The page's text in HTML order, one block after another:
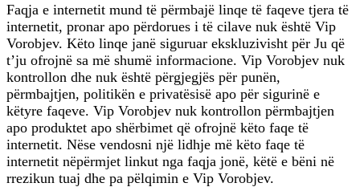
Faqja e internetit mund të përmbajë linqe të faqeve tjera të
internetit, pronar apo përdorues i të cilave nuk është Vip
Vorobjev. Këto linqe janë siguruar ekskluzivisht për Ju që
t’ju ofrojnë sa më shumë informacione. Vip Vorobjev nuk
kontrollon dhe nuk është përgjegjës për punën,
përmbajtjen, politikën e privatësisë apo për sigurinë e
këtyre faqeve. Vip Vorobjev nuk kontrollon përmbajtjen
apo produktet apo shërbimet që ofrojnë këto faqe të
internetit. Nëse vendosni një lidhje më këto faqe të
internetit nëpërmjet linkut nga faqja jonë, këtë e bëni në
rrezikun tuaj dhe pa pëlqimin e Vip Vorobjev.